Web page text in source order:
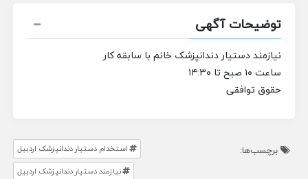
توضیحات آگهی
نیازمند دستیار دندانپزشک خانم با سابقه کار
ساعت ۱۰ صبح تا ۱۴:۳۰
حقوق توافقی
برچسب‌ها:
استخدام دستیار دندانپزشک اردبیل
نیازمند دستیار دندانپزشک اردبیل